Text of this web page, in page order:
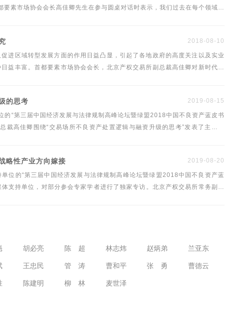
素市场协会会长高佳卿先生在参与圆桌对话时表示，我们过去在每个领域推
2018-08-10
进区域转型发展方面的作用日益凸显，引起了各地政府的高度关注以及实业
益丰富。首都要素市场协会会长，北京产权交易所副总裁高佳卿对新时代下
的思考 2019-08-15
“第三届中国经济发展与法律规制高峰论坛暨绿盟2018中国不良资产蓝皮书
高佳卿围绕“交易场所不良资产处置逻辑与融资升级的思考”发表了主题发
略性产业方向嫁接 2019-08-20
位的“第三届中国经济发展与法律规制高峰论坛暨绿盟2018中国不良资产蓝
支持单位，对部分参会专家学者进行了独家专访。北京产权交易所常务副总
胡必亮 陈 超 林志炜 赵炳弟 兰亚东
王忠民 管 涛 曹和平 张 勇 曹德云
陈建明 柳 林 麦世泽